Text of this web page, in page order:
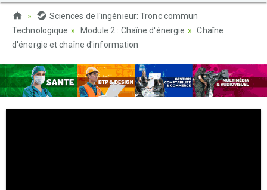
Sciences de l'ingénieur: Tronc commun
Technologique
Module 2 : Chaîne d'énergie
Chaîne
d'énergie et chaîne d'information